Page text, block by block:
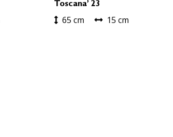
Toscana’ 23
65 cm 15 cm